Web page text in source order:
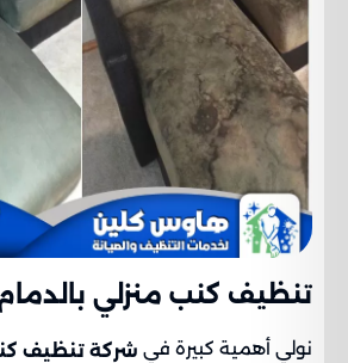
تنظيف كنب منزلي بالدمام
نولي أهمية كبيرة في شركة تنظيف